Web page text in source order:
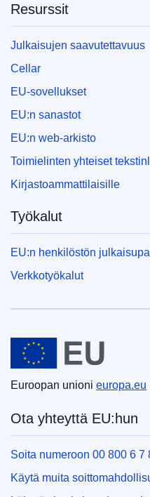
Resurssit
Julkaisujen saavutettavuus
Cellar
EU-sovellukset
EU:n sanastot
EU:n web-arkisto
Toimielinten yhteiset
Kirjastoammattilaisille
Työkalut
EU:n henkilöstön
Verkkotyökalut
Euroopan unioni
Euroopan unioni europa.eu
Ota yhteyttä EU:hun
Soita numeroon 00 800 6 7
Käytä muita